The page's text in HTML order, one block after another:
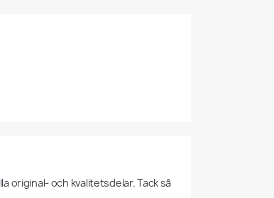
original- och kvalitetsdelar. Tack så